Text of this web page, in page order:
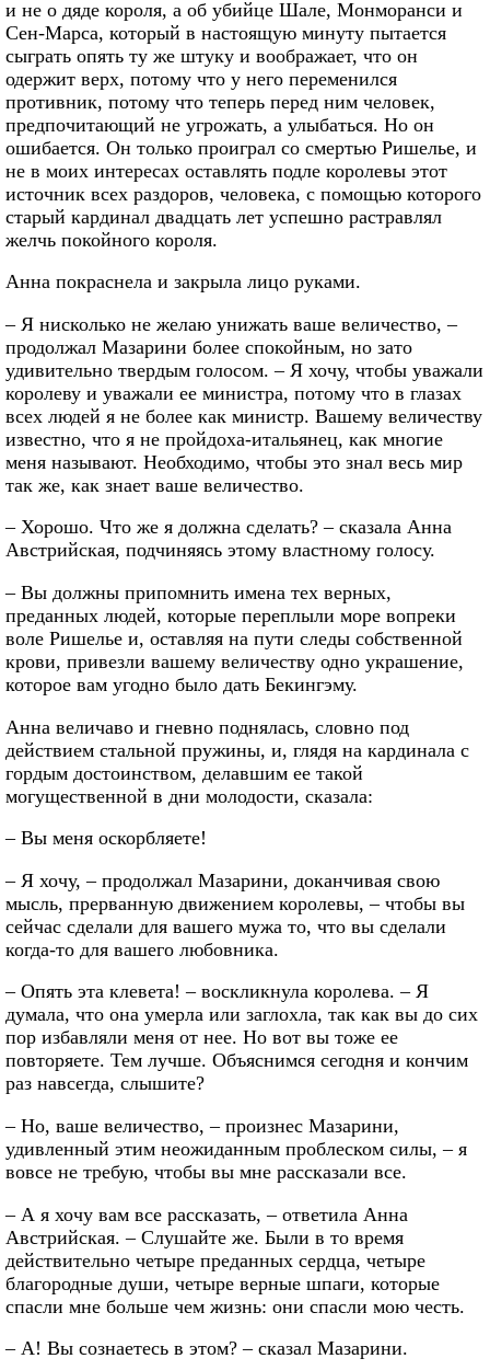
и не о дяде короля, а об убийце Шале, Монморанси и
Сен-Марса, который в настоящую минуту пытается
сыграть опять ту же штуку и воображает, что он
одержит верх, потому что у него переменился
противник, потому что теперь перед ним человек,
предпочитающий не угрожать, а улыбаться. Но он
ошибается. Он только проиграл со смертью Ришелье, и
не в моих интересах оставлять подле королевы этот
источник всех раздоров, человека, с помощью которого
старый кардинал двадцать лет успешно растравлял
желчь покойного короля.
Анна покраснела и закрыла лицо руками.
– Я нисколько не желаю унижать ваше величество, –
продолжал Мазарини более спокойным, но зато
удивительно твердым голосом. – Я хочу, чтобы уважали
королеву и уважали ее министра, потому что в глазах
всех людей я не более как министр. Вашему величеству
известно, что я не пройдоха-итальянец, как многие
меня называют. Необходимо, чтобы это знал весь мир
так же, как знает ваше величество.
– Хорошо. Что же я должна сделать? – сказала Анна
Австрийская, подчиняясь этому властному голосу.
– Вы должны припомнить имена тех верных,
преданных людей, которые переплыли море вопреки
воле Ришелье и, оставляя на пути следы собственной
крови, привезли вашему величеству одно украшение,
которое вам угодно было дать Бекингэму.
Анна величаво и гневно поднялась, словно под
действием стальной пружины, и, глядя на кардинала с
гордым достоинством, делавшим ее такой
могущественной в дни молодости, сказала:
– Вы меня оскорбляете!
– Я хочу, – продолжал Мазарини, доканчивая свою
мысль, прерванную движением королевы, – чтобы вы
сейчас сделали для вашего мужа то, что вы сделали
когда-то для вашего любовника.
– Опять эта клевета! – воскликнула королева. – Я
думала, что она умерла или заглохла, так как вы до сих
пор избавляли меня от нее. Но вот вы тоже ее
повторяете. Тем лучше. Объяснимся сегодня и кончим
раз навсегда, слышите?
– Но, ваше величество, – произнес Мазарини,
удивленный этим неожиданным проблеском силы, – я
вовсе не требую, чтобы вы мне рассказали все.
– А я хочу вам все рассказать, – ответила Анна
Австрийская. – Слушайте же. Были в то время
действительно четыре преданных сердца, четыре
благородные души, четыре верные шпаги, которые
спасли мне больше чем жизнь: они спасли мою честь.
– А! Вы сознаетесь в этом? – сказал Мазарини.